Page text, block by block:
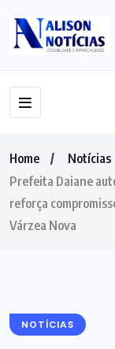
Home
Notícias
Prefeita Daiane
reforça
Várzea Nova
NOTÍCIAS